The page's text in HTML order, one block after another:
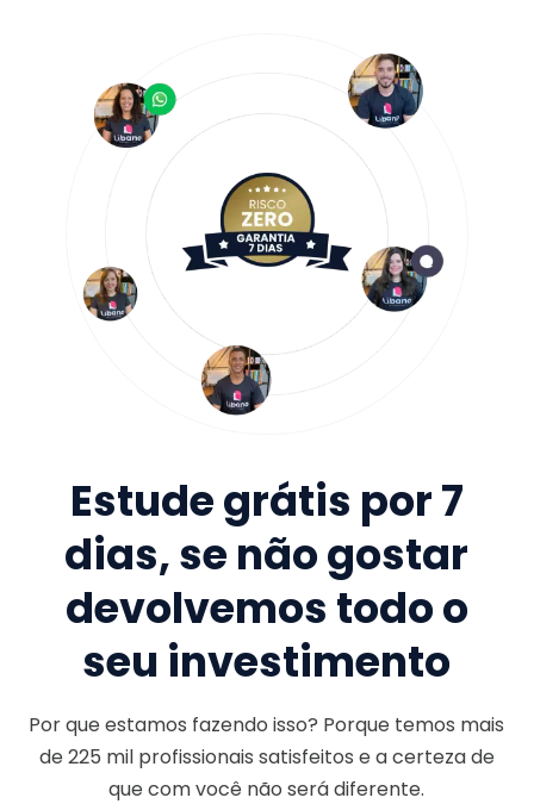
Estude grátis por 7
dias, se não gostar
devolvemos todo o
seu investimento
Por que estamos fazendo isso? Porque temos mais
de225 milprofissionais satisfeitos e a certeza de
que com você não será diferente.